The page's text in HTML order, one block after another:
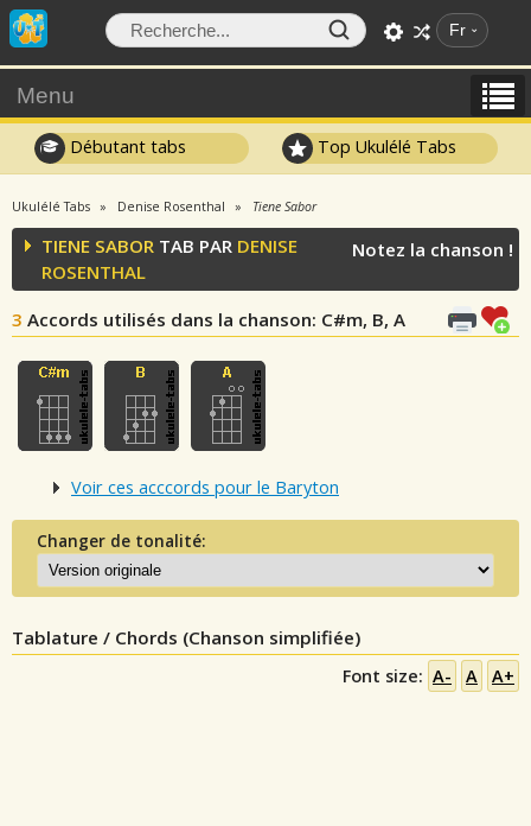
Fr
Menu
Débutant tabs Top Ukulélé Tabs
Ukulélé Tabs Denise Rosenthal Tiene Sabor
TIENE SABOR TAB PAR DENISE
ROSENTHAL
3 Accords utilisés dans la chanson: C#m, B, A
Notez la chanson !
Voir ces acccords pour le Baryton
Changer de tonalité:
Tablature / Chords (Chanson simplifiée)
Font size: A- A A+